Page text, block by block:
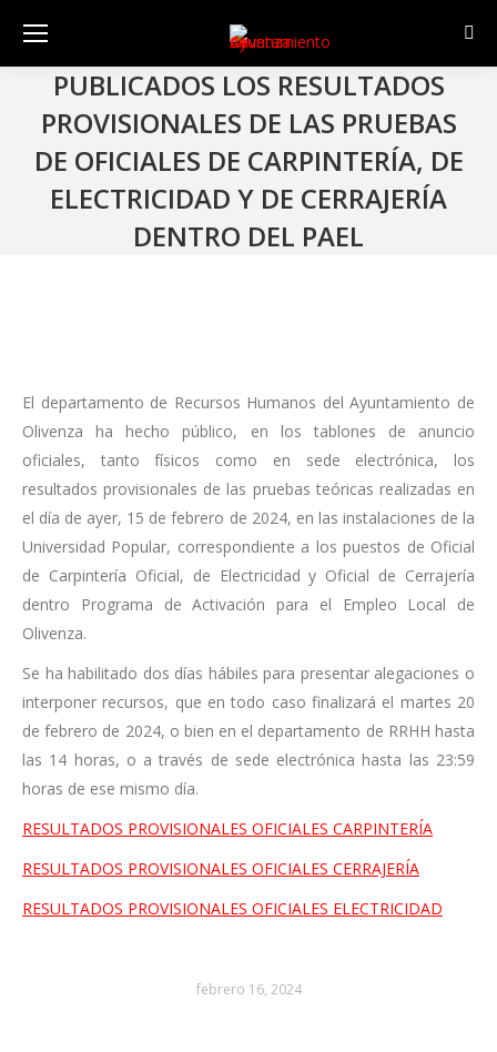
PUBLICADOS LOS RESULTADOS
PROVISIONALES DE LAS PRUEBAS
DE OFICIALES DE CARPINTERÍA, DE
ELECTRICIDAD Y DE CERRAJERÍA
DENTRO DEL PAEL
El departamento de Recursos Humanos del Ayuntamiento de
Olivenza ha hecho público, en los tablones de anuncio
oficiales, tanto físicos como en sede electrónica, los
resultados provisionales de las pruebas teóricas realizadas en
el día de ayer, 15 de febrero de 2024, en las instalaciones de la
Universidad Popular, correspondiente a los puestos de Oficial
de Carpintería Oficial, de Electricidad y Oficial de Cerrajería
dentro Programa de Activación para el Empleo Local de
Olivenza.
Se ha habilitado dos días hábiles para presentar alegaciones o
interponer recursos, que en todo caso finalizará el martes 20
de febrero de 2024, o bien en el departamento de RRHH hasta
las 14 horas, o a través de sede electrónica hasta las 23:59
horas de ese mismo día.
RESULTADOS PROVISIONALES OFICIALES CARPINTERÍA
RESULTADOS PROVISIONALES OFICIALES CERRAJERÍA
RESULTADOS PROVISIONALES OFICIALES ELECTRICIDAD
febrero 16, 2024